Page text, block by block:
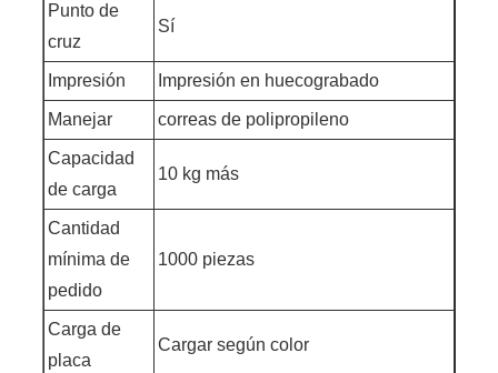
Punto de
cruz
Sí
Impresión Impresión en huecograbado
Manejar correas de polipropileno
Capacidad
de carga
10 kg más
Cantidad
mínima de
pedido
1000 piezas
Carga de
placa
Cargar según color